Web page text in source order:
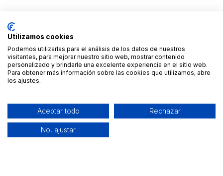
Utilizamos cookies
Podemos utilizarlas para el análisis de los datos de nuestros
visitantes, para mejorar nuestro sitio web, mostrar contenido
personalizado y brindarle una excelente experiencia en el sitio web.
Para obtener más información sobre las cookies que utilizamos, abre
los ajustes.
Aceptar todo Rechazar
No, ajustar